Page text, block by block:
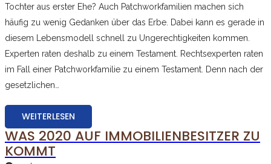
Tochter aus erster Ehe? Auch Patchworkfamilien machen sich
häufig zu wenig Gedanken über das Erbe. Dabei kann es gerade in
diesem Lebensmodell schnell zu Ungerechtigkeiten kommen.
Experten raten deshalb zu einem Testament. Rechtsexperten raten
im Fall einer Patchworkfamilie zu einem Testament. Denn nach der
gesetzlichen…
WEITERLESEN
WAS 2020 AUF IMMOBILIENBESITZER ZU
KOMMT